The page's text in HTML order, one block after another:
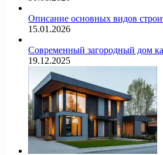
Описание основных видов
15.01.2026
Современный загородный дом
19.12.2025